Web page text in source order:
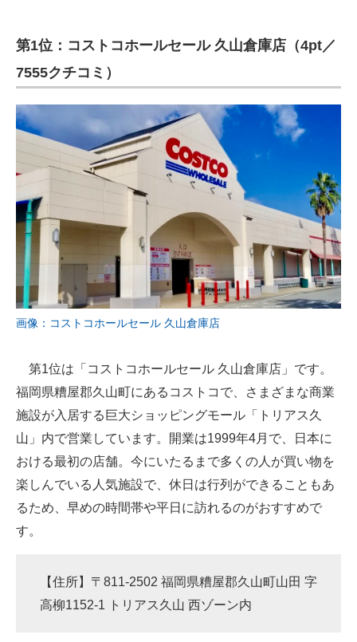
第1位：コストコホールセール 久山倉庫店（4pt／
7555クチコミ）
画像：コストコホールセール 久山倉庫店
第1位は「コストコホールセール 久山倉庫店」です。
福岡県糟屋郡久山町にあるコストコで、さまざまな商業
施設が入居する巨大ショッピングモール「トリアス久
山」内で営業しています。開業は1999年4月で、日本に
おける最初の店舗。今にいたるまで多くの人が買い物を
楽しんでいる人気施設で、休日は行列ができることもあ
るため、早めの時間帯や平日に訪れるのがおすすめで
す。
【住所】〒811-2502 福岡県糟屋郡久山町山田 字
高柳1152-1 トリアス久山 西ゾーン内